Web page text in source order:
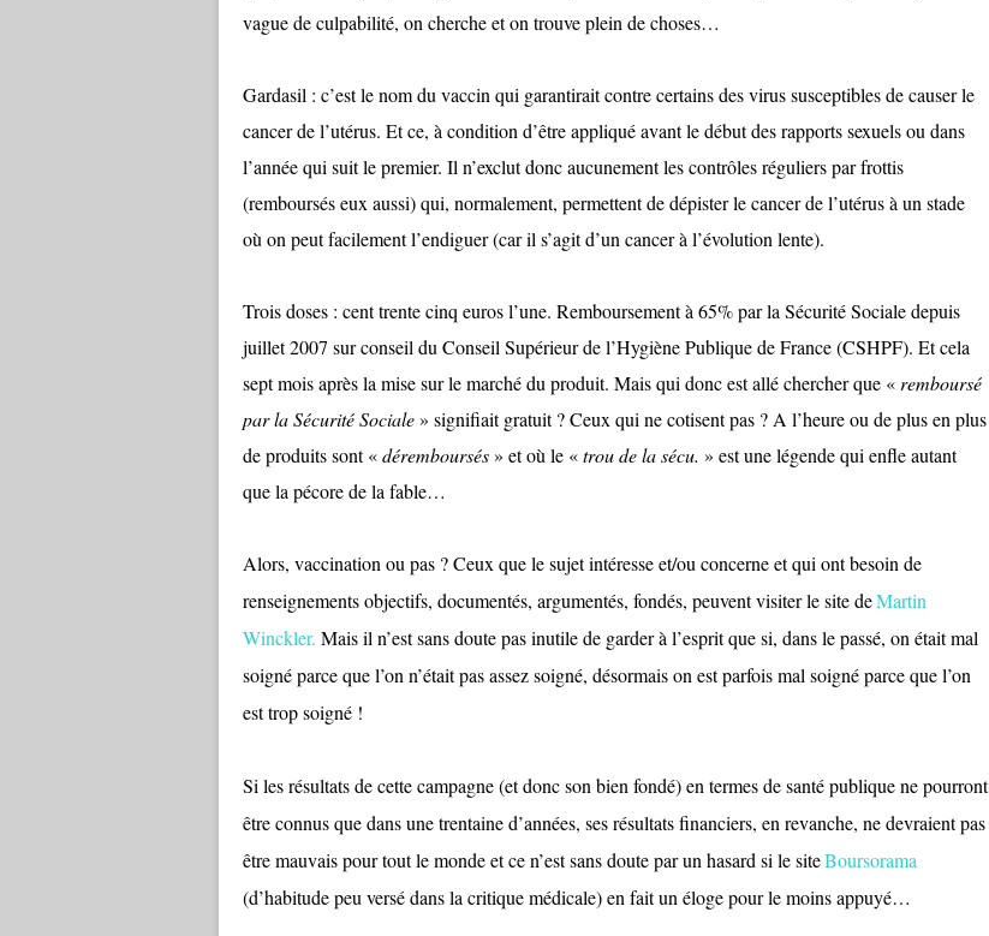
vague de culpabilité, on cherche et on trouve plein de choses…
Gardasil : c’est le nom du vaccin qui garantirait contre certains des virus susceptibles de causer le
cancer de l’utérus. Et ce, à condition d’être appliqué avant le début des rapports sexuels ou dans
l’année qui suit le premier. Il n’exclut donc aucunement les contrôles réguliers par frottis
(remboursés eux aussi) qui, normalement, permettent de dépister le cancer de l’utérus à un stade
où on peut facilement l’endiguer (car il s’agit d’un cancer à l’évolution lente).
Trois doses : cent trente cinq euros l’une. Remboursement à 65% par la Sécurité Sociale depuis
juillet 2007 sur conseil du Conseil Supérieur de l’Hygiène Publique de France (CSHPF). Et cela
sept mois après la mise sur le marché du produit. Mais qui donc est allé chercher que « remboursé
par la Sécurité Sociale» signifiait gratuit ? Ceux qui ne cotisent pas ? A l’heure ou de plus en plus
de produits sont «déremboursés» et où le «trou de la sécu. » est une légende qui enfle autant
que la pécore de la fable…
Alors, vaccination ou pas ? Ceux que le sujet intéresse et/ou concerne et qui ont besoin de
renseignements objectifs, documentés, argumentés, fondés, peuvent visiter le site deMartin
Winckler. Mais il n’est sans doute pas inutile de garder à l’esprit que si, dans le passé, on était mal
soigné parce que l’on n’était pas assez soigné, désormais on est parfois mal soigné parce que l’on
est trop soigné !
Si les résultats de cette campagne (et donc son bien fondé) en termes de santé publique ne pourront
être connus que dans une trentaine d’années, ses résultats financiers, en revanche, ne devraient pas
être mauvais pour tout le monde et ce n’est sans doute par un hasard si le siteBoursorama
(d’habitude peu versé dans la critique médicale) en fait un éloge pour le moins appuyé…